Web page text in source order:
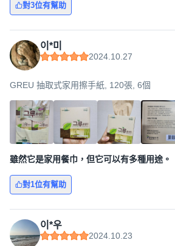
對3位有幫助
이*미
2024.10.27
GREU 抽取式家用擦手紙, 120張, 6個
雖然它是家用餐巾，但它可以有多種用途。
對1位有幫助
이*우
2024.10.23